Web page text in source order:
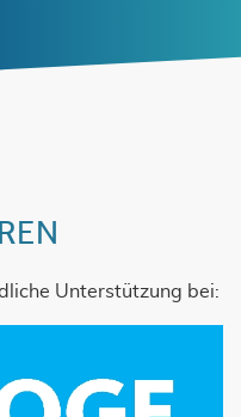
Unterstützung bei: